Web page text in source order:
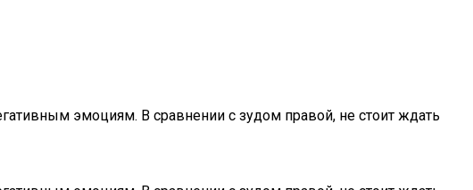
эмоциям. В сравнении с зудом правой, не стоит ждать